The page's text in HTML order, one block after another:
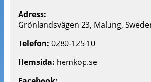
Adress:
Grönlandsvägen 23, Malung,
Telefon: 0280-125 10
Hemsida: hemkop.se